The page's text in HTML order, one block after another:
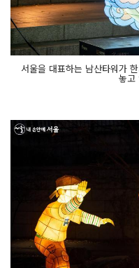
서울을 대표하는 남산타워가
놓고